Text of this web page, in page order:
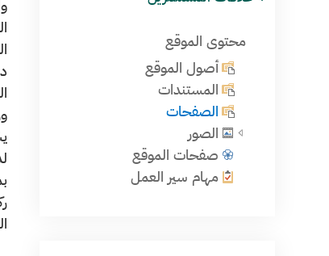
محتوى الموقع
أصول الموقع
المستندات
الصفحات
الصور
صفحات الموقع
مهام سير العمل